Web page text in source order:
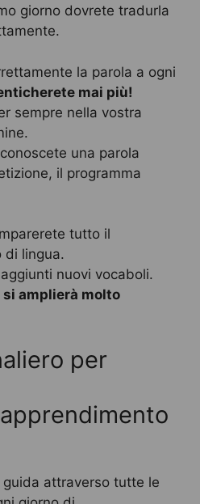
giorno dovrete tradurla
la parola a ogni
mai più!
sempre nella vostra
una parola
il programma
tutto il
di lingua.
nuovi vocaboli.
amplierà molto
per
attraverso tutte le